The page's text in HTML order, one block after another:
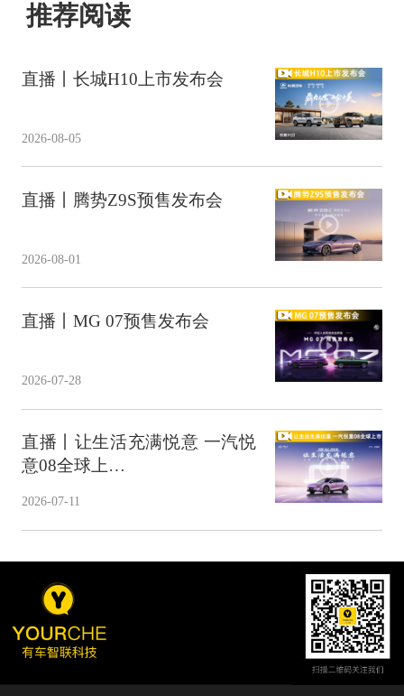
推荐阅读
直播丨长城H10上市发布会
2026-08-05
直播丨腾势Z9S预售发布会
2026-08-01
直播丨MG 07预售发布会
2026-07-28
直播丨让生活充满悦意 一汽悦
意08全球上…
2026-07-11